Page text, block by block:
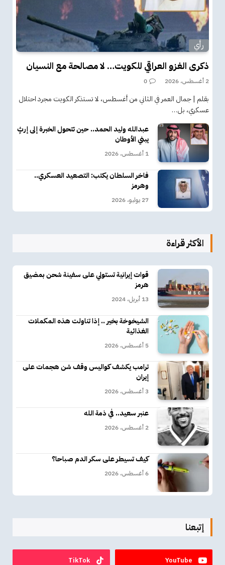
رأي
ذكرى الغزو العراقي للكويت… لا مصالحة مع النسيان
2 أغسطس، 2026 0
بقلم | جمال العمر في الثاني من أغسطس، لا تستذكر الكويت مجرد احتلال
عسكري، بل…
عبدالله وليد الحمد.. حين تتحول الخبرة إلى إرثٍ
يبني الأوطان
1 أغسطس، 2026
فاخر السلطان يكتب: التصعيد العسكري..
وهرمز
27 يوليو، 2026
الأكثر قراءة
قوات إيرانية تستولي على سفينة شحن بمضيق
هرمز
13 أبريل، 2024
الشيخوخة بخير .. إذا تناولت هذه المكملات
الغذائية
5 أغسطس، 2026
ترامب يكشف كواليس وقف شن هجمات على
إيران
3 أغسطس، 2026
عنبر سعيد.. في ذمة الله
2 أغسطس، 2026
كيف تسيطر على سكر الدم صباحا؟
6 أغسطس، 2026
إتبعنا
YouTube
TikTok